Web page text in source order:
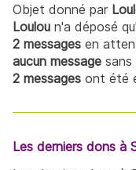
Objet donné par
Loulou n'a déposé
2 messages en
aucun message sans
2 messages ont été
Les derniers dons à